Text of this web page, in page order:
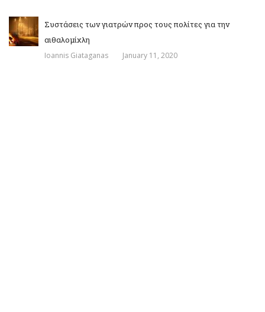
Συστάσεις των γιατρών προς τους πολίτες για την
αιθαλομίχλη
Ioannis Giataganas January 11, 2020